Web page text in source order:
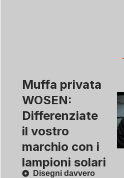
Muffa privata
WOSEN:
Differenziate
il vostro
marchio con i
lampioni solari
Disegni davvero